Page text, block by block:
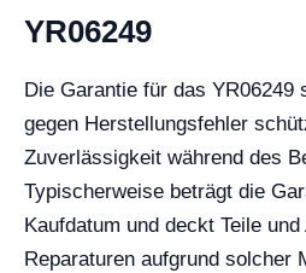
YR06249
Die Garantie für das YR06249
gegen Herstellungsfehler
Zuverlässigkeit während des
Typischerweise beträgt die
Kaufdatum und deckt Teile
Reparaturen aufgrund solcher